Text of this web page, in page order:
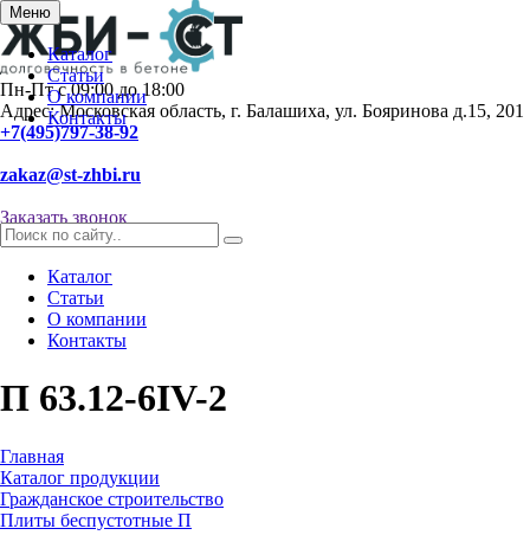
Меню
Каталог
Статьи
О компании
Контакты
Пн-Пт с 09:00 до 18:00
Адрес: Московская область, г. Балашиха, ул. Бояринова д.15, 201
+7(495)797-38-92
zakaz@st-zhbi.ru
Заказать звонок
Каталог
Статьи
О компании
Контакты
П 63.12-6IV-2
Главная
Каталог продукции
Гражданское строительство
Плиты беспустотные П